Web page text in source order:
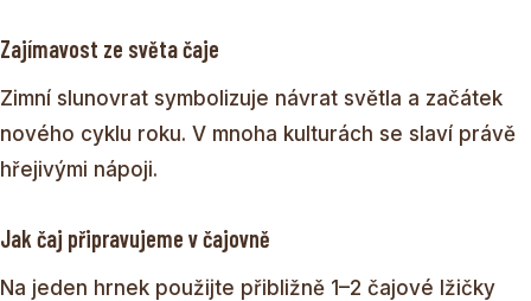
Zajímavost ze světa čaje
Zimní slunovrat symbolizuje návrat světla a začátek
nového cyklu roku. V mnoha kulturách se slaví právě
hřejivými nápoji.
Jak čaj připravujeme v čajovně
Na jeden hrnek použijte přibližně 1–2 čajové lžičky